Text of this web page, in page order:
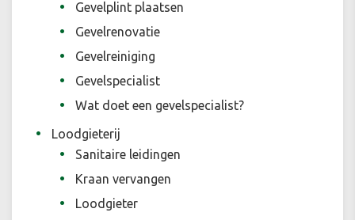
Gevelplint plaatsen
Gevelrenovatie
Gevelreiniging
Gevelspecialist
Wat doet een gevelspecialist?
Loodgieterij
Sanitaire leidingen
Kraan vervangen
Loodgieter